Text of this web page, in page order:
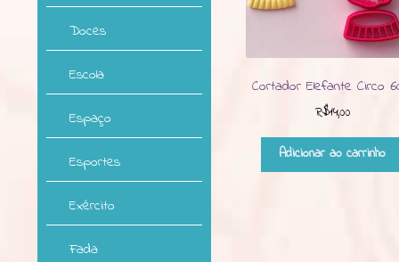
Cortador Elefante Circo
R$14,00
Adicionar ao carrinho
Doces
Escola
Espaço
Esportes
Exército
Fada